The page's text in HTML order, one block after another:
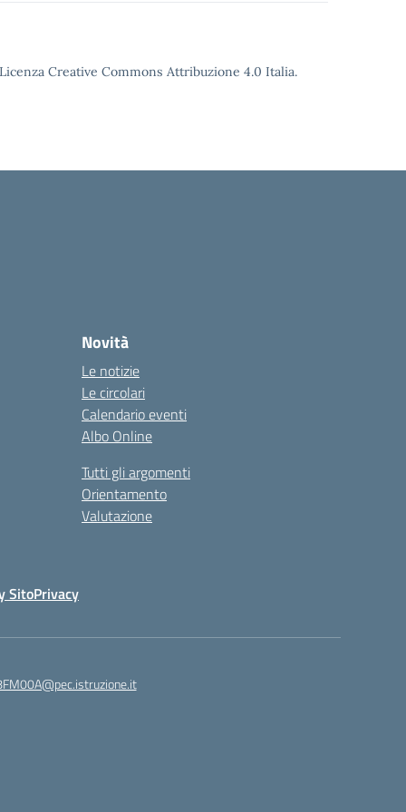
Creative Commons Attribuzione 4.0 Italia.
Novità
Le notizie
Le circolari
Calendario eventi
Albo Online
Tutti gli argomenti
Orientamento
Valutazione
SitoPrivacy